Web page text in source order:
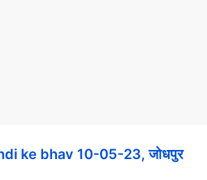
ke bhav 10-05-23, जोधपुर